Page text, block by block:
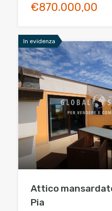
€870.000,00
In evidenza
Attico
Pia